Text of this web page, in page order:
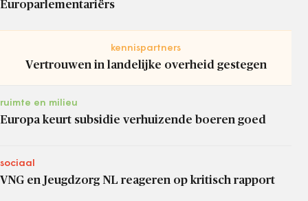
Europarlementariërs
kennispartners
Vertrouwen in landelijke overheid gestegen
ruimte en milieu
Europa keurt subsidie verhuizende boeren goed
sociaal
VNG en Jeugdzorg NL reageren op kritisch rapport